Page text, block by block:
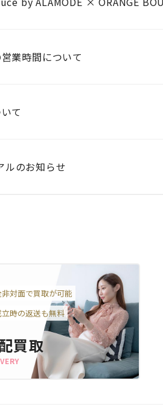
業時間について
て
ルのお知らせ
買取
対面で買取が可能
時の返送も無料